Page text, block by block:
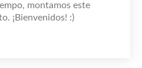
montamos este
¡Bienvenidos! :)